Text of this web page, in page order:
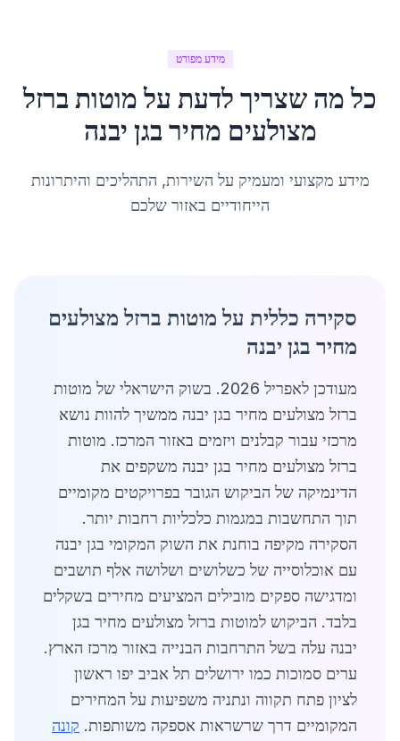
מידע מפורט
כל מה שצריך לדעת עלמוטות ברזל
מצולעים מחירבגן יבנה
מידע מקצועי ומעמיק על השירות, התהליכים והיתרונות
הייחודיים באזור שלכם
סקירה כללית על מוטות ברזל מצולעים
מחיר בגן יבנה
מעודכן לאפריל 2026. בשוק הישראלי של מוטות
ברזל מצולעים מחיר בגן יבנה ממשיך להוות נושא
מרכזי עבור קבלנים ויזמים באזור המרכז. מוטות
ברזל מצולעים מחיר בגן יבנה משקפים את
הדינמיקה של הביקוש הגובר בפרויקטים מקומיים
תוך התחשבות במגמות כלכליות רחבות יותר.
הסקירה מקיפה בוחנת את השוק המקומי בגן יבנה
עם אוכלוסייה של כשלושים ושלושה אלף תושבים
ומדגישה ספקים מובילים המציעים מחירים בשקלים
בלבד. הביקוש למוטות ברזל מצולעים מחיר בגן
יבנה עלה בשל התרחבות הבנייה באזור מרכז הארץ.
ערים סמוכות כמו ירושלים תל אביב יפו ראשון
לציון פתח תקווה ונתניה משפיעות על המחירים
המקומיים דרך שרשראות אספקה משותפות. קונה